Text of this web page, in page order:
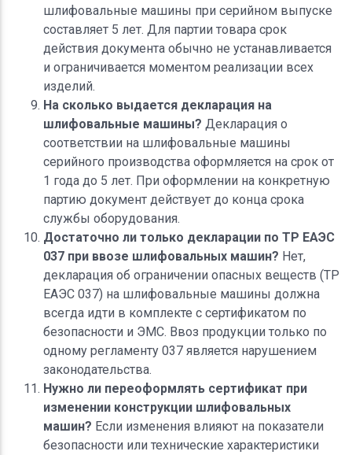
шлифовальные машины при серийном выпуске
составляет 5 лет. Для партии товара срок
действия документа обычно не устанавливается
и ограничивается моментом реализации всех
изделий.
На сколько выдается декларация на
шлифовальные машины? Декларация о
соответствии на шлифовальные машины
серийного производства оформляется на срок от
1 года до 5 лет. При оформлении на конкретную
партию документ действует до конца срока
службы оборудования.
Достаточно ли только декларации по ТР ЕАЭС
037 при ввозе шлифовальных машин? Нет,
декларация об ограничении опасных веществ (ТР
ЕАЭС 037) на шлифовальные машины должна
всегда идти в комплекте с сертификатом по
безопасности и ЭМС. Ввоз продукции только по
одному регламенту 037 является нарушением
законодательства.
Нужно ли переоформлять сертификат при
изменении конструкции шлифовальных
машин? Если изменения влияют на показатели
безопасности или технические характеристики